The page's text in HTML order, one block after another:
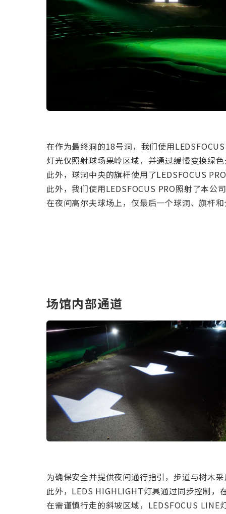
在作为最终洞的18号洞，我们使用
灯光仅照射球场果岭区域，并通过缓慢变换绿
此外，球洞中央的旗杆使用了LEDSFOCUS
此外，我们使用LEDSFOCUS PRO照射了本
在夜间高尔夫球场上，仅最后一个球洞、旗杆
场馆内部通道
为确保安全并提供夜间通行指引，步道与树木
此外，LEDS HIGHLIGHT灯具通过同步控制
在需谨慎行走的斜坡区域，LEDSFOCUS